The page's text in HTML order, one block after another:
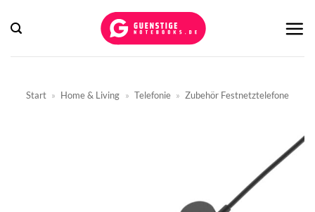
Inhalt
Start » Home & Living » Telefonie » Zubehör Festnetztelefone